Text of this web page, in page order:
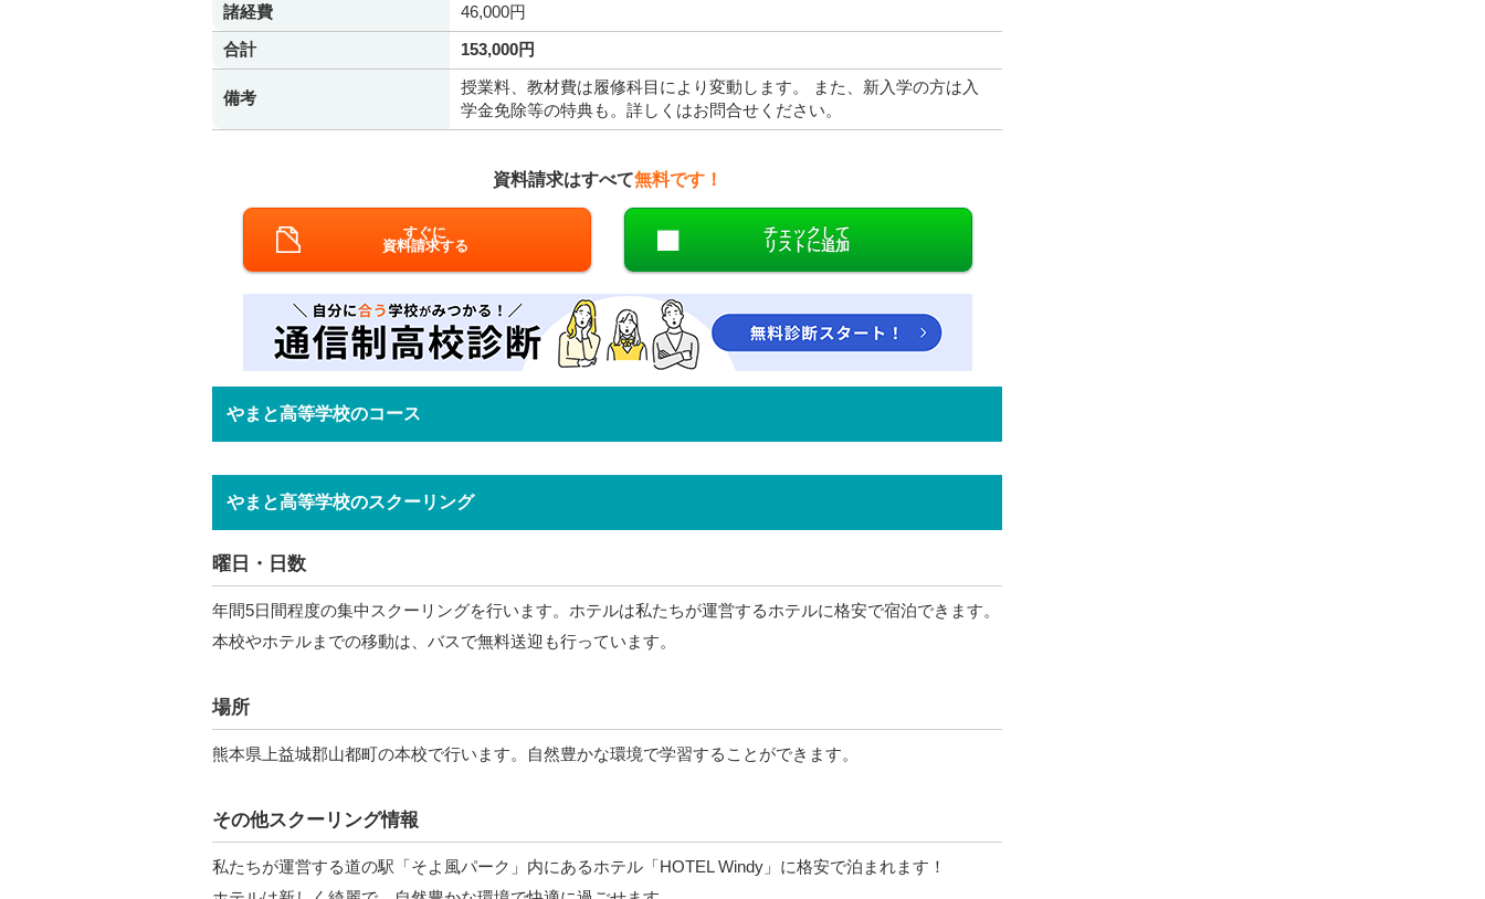
諸経費
46,000円
合計
153,000円
備考
授業料、教材費は履修科目により変動します。 また、新入学の方は入
学金免除等の特典も。詳しくはお問合せください。
資料請求はすべて無料です！
すぐに
資料請求する
チェックして
リストに追加
やまと高等学校のコース
やまと高等学校のスクーリング
曜日・日数
年間5日間程度の集中スクーリングを行います。ホテルは私たちが運営するホテルに格安で宿泊できます。
本校やホテルまでの移動は、バスで無料送迎も行っています。
場所
熊本県上益城郡山都町の本校で行います。自然豊かな環境で学習することができます。
その他スクーリング情報
私たちが運営する道の駅「そよ風パーク」内にあるホテル「HOTEL Windy」に格安で泊まれます！